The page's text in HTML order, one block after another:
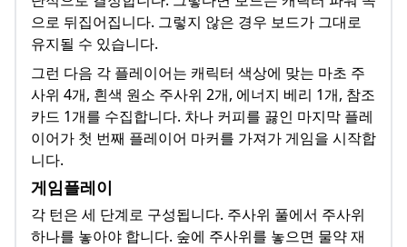
으로 뒤집어집니다. 그렇지 않은 경우 보드가 그대로
유지될 수 있습니다.
그런 다음 각 플레이어는 캐릭터 색상에 맞는 마초 주
사위 4개, 흰색 원소 주사위 2개, 에너지 베리 1개, 참조
카드 1개를 수집합니다. 차나 커피를 끓인 마지막 플레
이어가 첫 번째 플레이어 마커를 가져가 게임을 시작합
니다.
게임플레이
각 턴은 세 단계로 구성됩니다. 주사위 풀에서 주사위
하나를 놓아야 합니다. 숲에 주사위를 놓으면 물약 재